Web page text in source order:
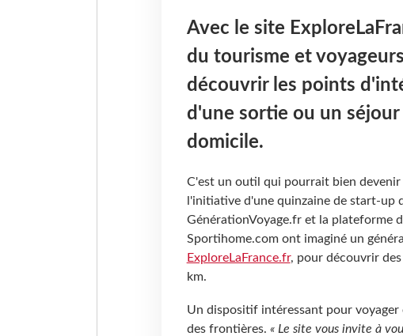
Avec le site
du tourisme et
découvrir les points
d'une sortie ou un
domicile.
C'est un outil qui pourrait bien
l'initiative d'une quinzaine de start-up
GénérationVoyage.fr et la plateforme
Sportihome.com ont imaginé un
ExploreLaFrance.fr, pour découvrir
km.
Un dispositif intéressant pour
des frontières. « Le site vous invite à